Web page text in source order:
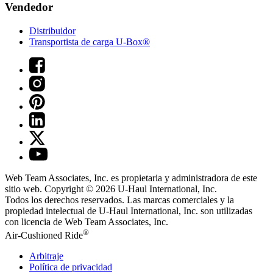
Vendedor
Distribuidor
Transportista de carga U-Box®
Web Team Associates, Inc. es propietaria y administradora de este
sitio web. Copyright © 2026 U-Haul International, Inc.
Todos los derechos reservados. Las marcas comerciales y la
propiedad intelectual de U-Haul International, Inc. son utilizadas
con licencia de Web Team Associates, Inc.
Air-Cushioned Ride®
Arbitraje
Política de privacidad